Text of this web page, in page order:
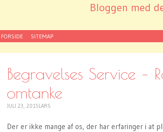
Bloggen med
SKIP
CONTENT
FORSIDE SITEMAP
Begravelses Service –
omtanke
JULI 23, 2015LARS
Der er ikke mange af os, der har erfaringer i at